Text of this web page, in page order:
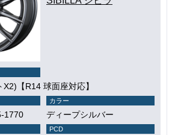
【R14 球面座対応】
1770
カラー
ディープシルバー
PCD